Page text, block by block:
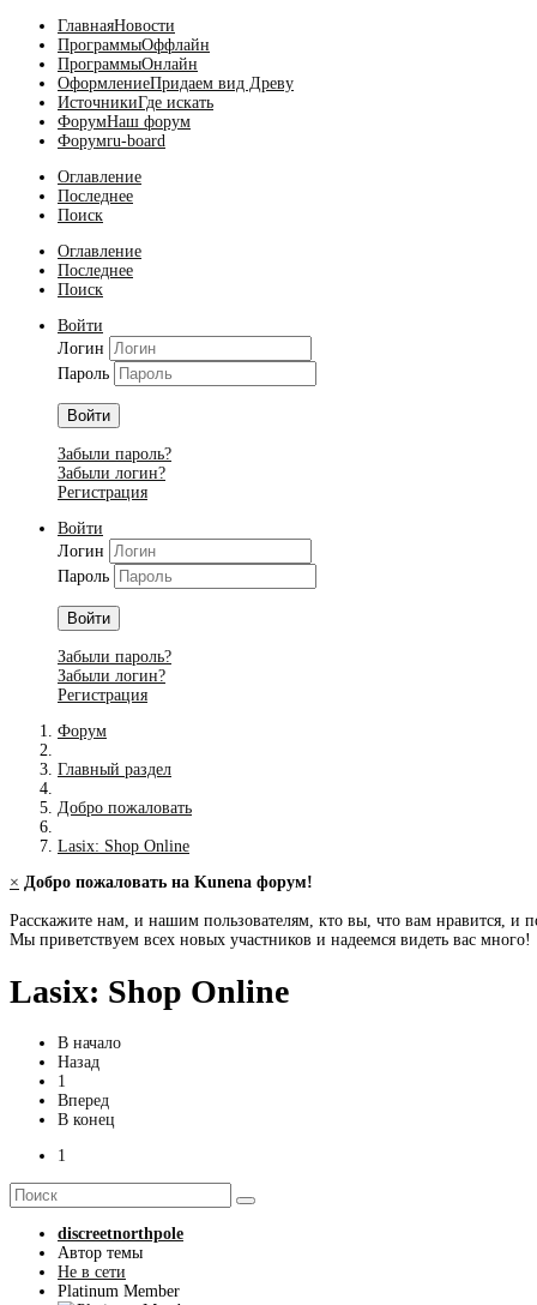
ГлавнаяНовости
ПрограммыОффлайн
ПрограммыОнлайн
ОформлениеПридаем вид Древу
ИсточникиГде искать
ФорумНаш форум
Форумru-board
Оглавление
Последнее
Поиск
Оглавление
Последнее
Поиск
Войти
Логин
Пароль
Войти
Забыли пароль?
Забыли логин?
Регистрация
Войти
Логин
Пароль
Войти
Забыли пароль?
Забыли логин?
Регистрация
Форум
Главный раздел
Добро пожаловать
Lasix: Shop Online
× Добро пожаловать на Kunena форум!
Расскажите нам, и нашим пользователям, кто вы, что вам нравится, и
Мы приветствуем всех новых участников и надеемся видеть вас много!
Lasix: Shop Online
В начало
Назад
1
Вперед
В конец
1
discreetnorthpole
Автор темы
Не в сети
Platinum Member